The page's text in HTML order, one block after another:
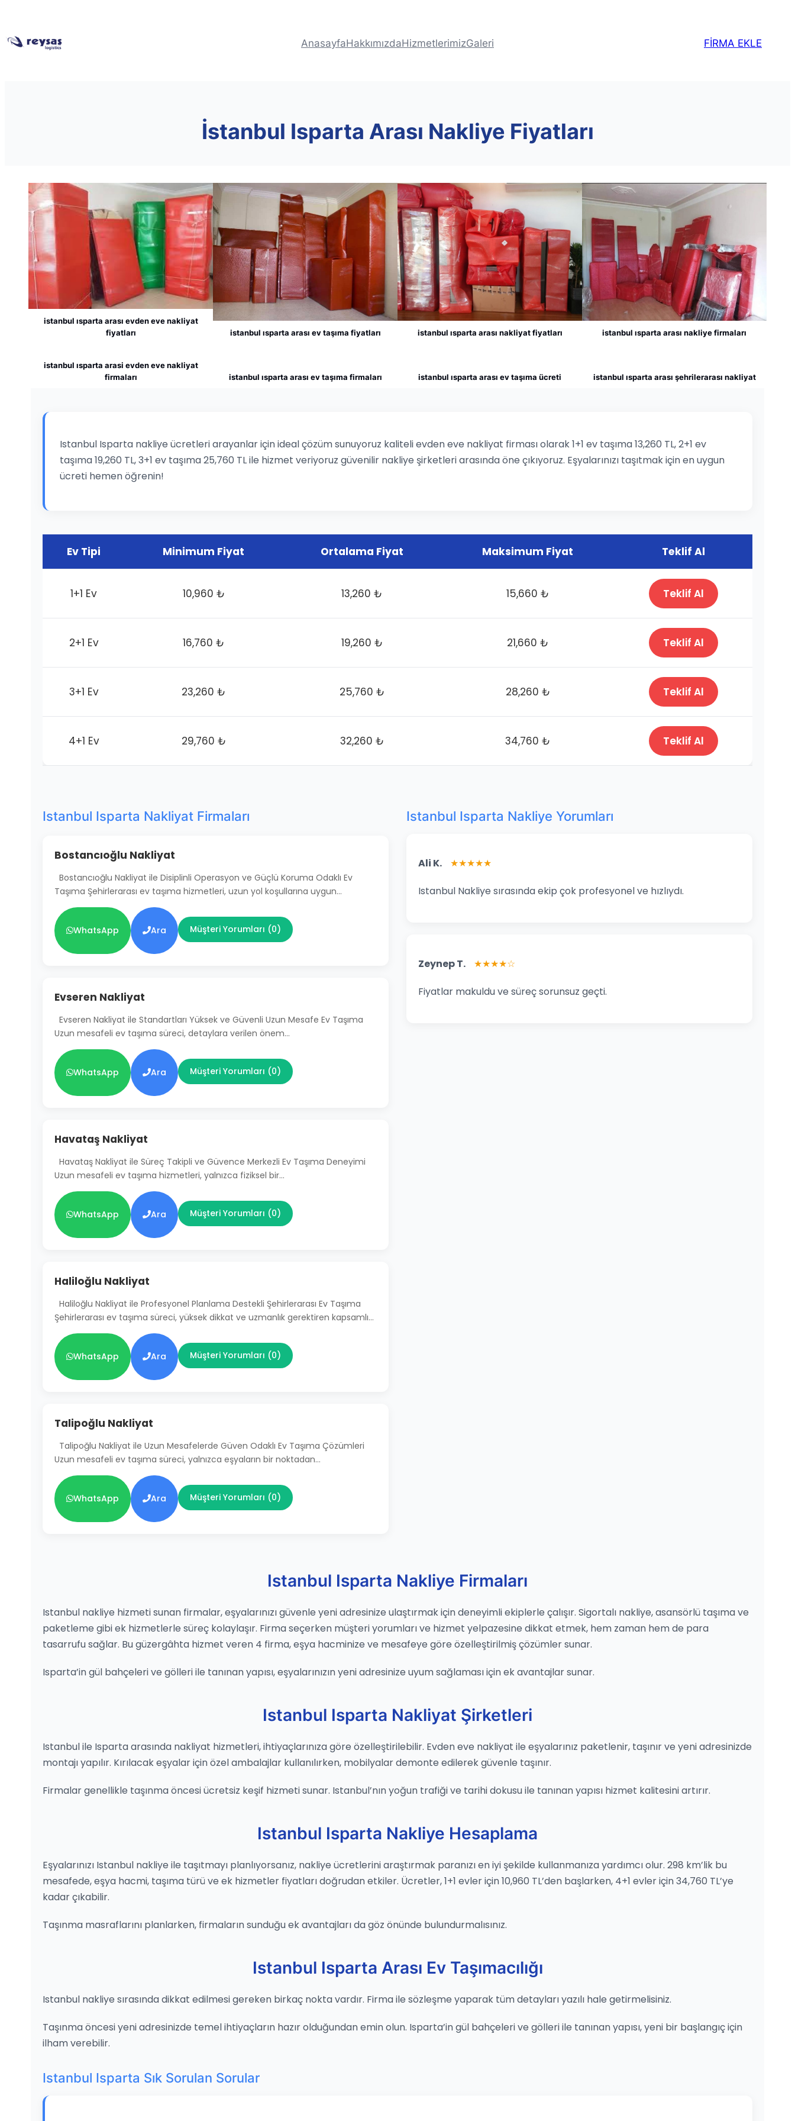
AnasayfaHakkımızdaHizmetlerimizGaleri FİRMA EKLE
İstanbul Isparta Arası Nakliye Fiyatları
istanbul ısparta arası evden eve nakliyat
fiyatları
istanbul ısparta arası ev taşıma fiyatları istanbul ısparta arası nakliyat fiyatları istanbul ısparta arası nakliye firmaları
istanbul ısparta arasi evden eve nakliyat
firmaları
istanbul ısparta arası ev taşıma firmaları istanbul ısparta arası ev taşıma ücreti istanbul ısparta arası şehrilerarası nakliyat
Istanbul Isparta nakliye ücretleri arayanlar için ideal çözüm sunuyoruz kaliteli evden eve nakliyat firması olarak 1+1 ev taşıma 13,260 TL, 2+1 ev
taşıma 19,260 TL, 3+1 ev taşıma 25,760 TL ile hizmet veriyoruz güvenilir nakliye şirketleri arasında öne çıkıyoruz. Eşyalarınızı taşıtmak için en uygun
ücreti hemen öğrenin!
Ev Tipi Minimum Fiyat Ortalama Fiyat Maksimum Fiyat Teklif Al
1+1 Ev 10,960 ₺ 13,260 ₺ 15,660 ₺ Teklif Al
2+1 Ev 16,760 ₺ 19,260 ₺ 21,660 ₺ Teklif Al
3+1 Ev 23,260 ₺ 25,760 ₺ 28,260 ₺ Teklif Al
4+1 Ev 29,760 ₺ 32,260 ₺ 34,760 ₺ Teklif Al
Istanbul Isparta Nakliyat Firmaları
Bostancıoğlu Nakliyat
Bostancıoğlu Nakliyat ile Disiplinli Operasyon ve Güçlü Koruma Odaklı Ev
Taşıma Şehirlerarası ev taşıma hizmetleri, uzun yol koşullarına uygun…
WhatsApp Ara Müşteri Yorumları (0)
Evseren Nakliyat
Evseren Nakliyat ile Standartları Yüksek ve Güvenli Uzun Mesafe Ev Taşıma
Uzun mesafeli ev taşıma süreci, detaylara verilen önem…
WhatsApp Ara Müşteri Yorumları (0)
Havataş Nakliyat
Havataş Nakliyat ile Süreç Takipli ve Güvence Merkezli Ev Taşıma Deneyimi
Uzun mesafeli ev taşıma hizmetleri, yalnızca fiziksel bir…
WhatsApp Ara Müşteri Yorumları (0)
Haliloğlu Nakliyat
Haliloğlu Nakliyat ile Profesyonel Planlama Destekli Şehirlerarası Ev Taşıma
Şehirlerarası ev taşıma süreci, yüksek dikkat ve uzmanlık gerektiren kapsamlı…
WhatsApp Ara Müşteri Yorumları (0)
Talipoğlu Nakliyat
Talipoğlu Nakliyat ile Uzun Mesafelerde Güven Odaklı Ev Taşıma Çözümleri
Uzun mesafeli ev taşıma süreci, yalnızca eşyaların bir noktadan…
WhatsApp Ara Müşteri Yorumları (0)
Istanbul Isparta Nakliye Yorumları
Ali K. ★★★★★
Istanbul Nakliye sırasında ekip çok profesyonel ve hızlıydı.
Zeynep T. ★★★★☆
Fiyatlar makuldu ve süreç sorunsuz geçti.
Istanbul Isparta Nakliye Firmaları
Istanbul nakliye hizmeti sunan firmalar, eşyalarınızı güvenle yeni adresinize ulaştırmak için deneyimli ekiplerle çalışır. Sigortalı nakliye, asansörlü taşıma ve
paketleme gibi ek hizmetlerle süreç kolaylaşır. Firma seçerken müşteri yorumları ve hizmet yelpazesine dikkat etmek, hem zaman hem de para
tasarrufu sağlar. Bu güzergâhta hizmet veren 4 firma, eşya hacminize ve mesafeye göre özelleştirilmiş çözümler sunar.
Isparta’in gül bahçeleri ve gölleri ile tanınan yapısı, eşyalarınızın yeni adresinize uyum sağlaması için ek avantajlar sunar.
Istanbul Isparta Nakliyat Şirketleri
Istanbul ile Isparta arasında nakliyat hizmetleri, ihtiyaçlarınıza göre özelleştirilebilir. Evden eve nakliyat ile eşyalarınız paketlenir, taşınır ve yeni adresinizde
montajı yapılır. Kırılacak eşyalar için özel ambalajlar kullanılırken, mobilyalar demonte edilerek güvenle taşınır.
Firmalar genellikle taşınma öncesi ücretsiz keşif hizmeti sunar. Istanbul’nın yoğun trafiği ve tarihi dokusu ile tanınan yapısı hizmet kalitesini artırır.
Istanbul Isparta Nakliye Hesaplama
Eşyalarınızı Istanbul nakliye ile taşıtmayı planlıyorsanız, nakliye ücretlerini araştırmak paranızı en iyi şekilde kullanmanıza yardımcı olur. 298 km’lik bu
mesafede, eşya hacmi, taşıma türü ve ek hizmetler fiyatları doğrudan etkiler. Ücretler, 1+1 evler için 10,960 TL’den başlarken, 4+1 evler için 34,760 TL’ye
kadar çıkabilir.
Taşınma masraflarını planlarken, firmaların sunduğu ek avantajları da göz önünde bulundurmalısınız.
Istanbul Isparta Arası Ev Taşımacılığı
Istanbul nakliye sırasında dikkat edilmesi gereken birkaç nokta vardır. Firma ile sözleşme yaparak tüm detayları yazılı hale getirmelisiniz.
Taşınma öncesi yeni adresinizde temel ihtiyaçların hazır olduğundan emin olun. Isparta’in gül bahçeleri ve gölleri ile tanınan yapısı, yeni bir başlangıç için
ilham verebilir.
Istanbul Isparta Sık Sorulan Sorular